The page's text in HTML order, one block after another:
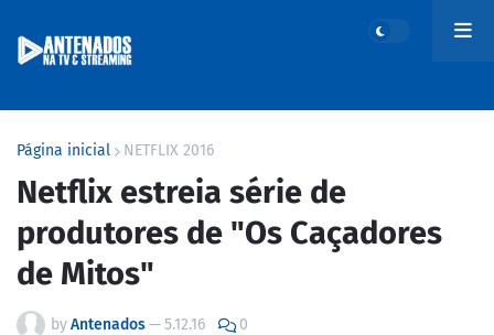
Página inicial NETFLIX 2016
Netflix estreia série de
produtores de "Os Caçadores
de Mitos"
byAntenados—5.12.16 0